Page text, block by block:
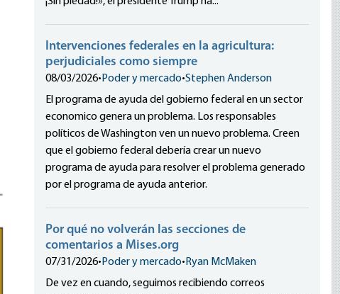
Intervenciones federales en la agricultura:
perjudiciales como siempre
08/03/2026• Poder y mercado•Stephen Anderson
El programa de ayuda del gobierno federal en un sector
economico genera un problema. Los responsables
políticos de Washington ven un nuevo problema. Creen
que el gobierno federal debería crear un nuevo
programa de ayuda para resolver el problema generado
por el programa de ayuda anterior.
Por qué no volverán las secciones de
comentarios a Mises.org
07/31/2026• Poder y mercado• Ryan McMaken
De vez en cuando, seguimos recibiendo correos